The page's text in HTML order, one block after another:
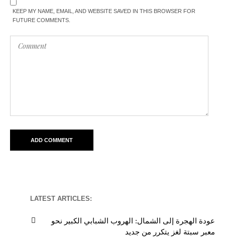
KEEP MY NAME, EMAIL, AND WEBSITE SAVED IN THIS BROWSER FOR
FUTURE COMMENTS.
LATEST ARTICLES:
عودة الهجرة إلى الشمال: الهروب الشبابي الكبير نحو
معبر سبتة لغز يتكرر من جديد